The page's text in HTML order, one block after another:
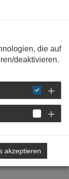
die auf
deaktivieren.
akzeptieren